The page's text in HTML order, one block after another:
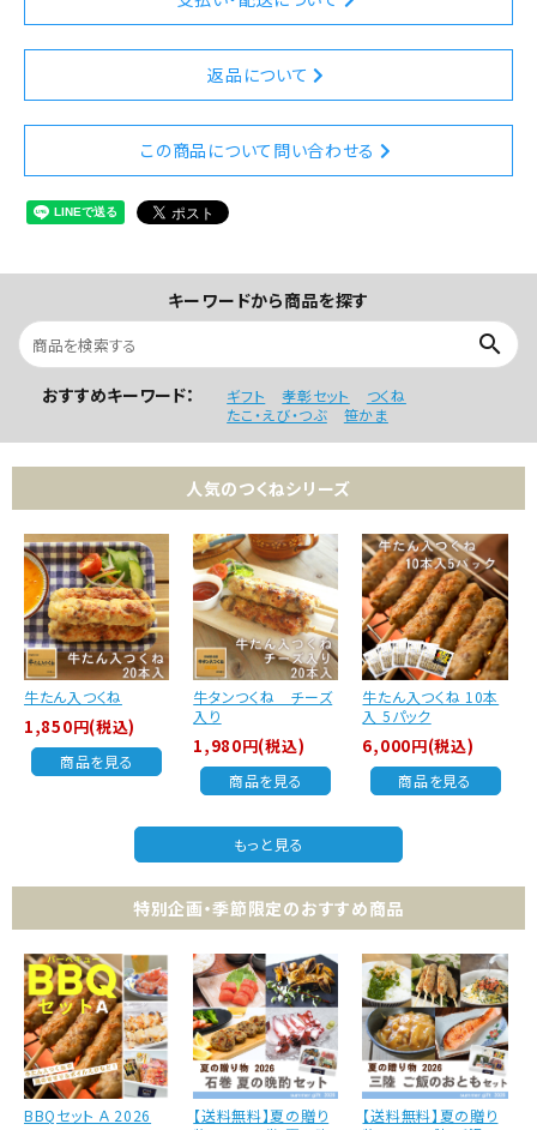
返品について
この商品について問い合わせる
キーワードから商品を探す
search
おすすめキーワード： ギフト 孝彰セット
つくね
たこ・えび・つぶ
笹かま
人気のつくねシリーズ
牛たん入つくね
1,850円(税込)
商品を見る
牛タンつくね チーズ
入り
1,980円(税込)
商品を見る
牛たん入つくね 10本
入 5パック
6,000円(税込)
商品を見る
もっと見る
特別企画・季節限定のおすすめ商品
BBQセット Ａ 2026
【送料無料】夏の贈り
【送料無料】夏の贈り